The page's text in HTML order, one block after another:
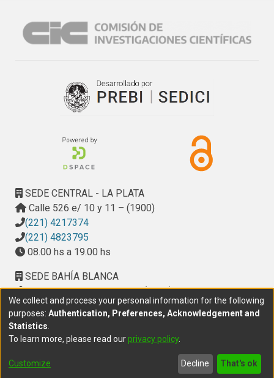
SEDE CENTRAL - LA PLATA
Calle 526 e/ 10 y 11 – (1900)
(221) 4217374
(221) 4823795
08.00 hs a 19.00 hs
SEDE BAHÍA BLANCA
Calle Ciudad de Cali 320 – (8000). Universidad
Provincial del Sudoeste (UPSO)
(291) 459 2550, interno 147
10.00 h a 14.00 h
We collect and process your personal information for the following
purposes: Authentication, Preferences, Acknowledgement and
Statistics
To learn more, please read ourprivacy policy.
Customize Decline That's ok